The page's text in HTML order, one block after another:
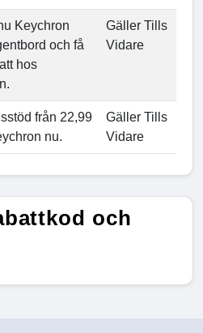
Keychron
och få
hos
Gäller Tills
Vidare
från 22,99
nu.
Gäller Tills
Vidare
och